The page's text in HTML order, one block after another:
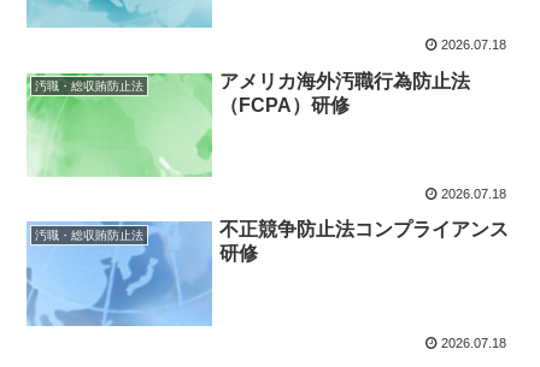
2026.07.18
汚職・総収賄防止法
アメリカ海外汚職行為防止法
（FCPA）研修
2026.07.18
汚職・総収賄防止法
不正競争防止法コンプライアンス
研修
2026.07.18